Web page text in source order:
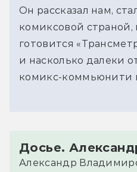
Он рассказал нам,
комиксовой страной,
готовится
и насколько далеки
комикс-коммьюнити
Досье.
Александр